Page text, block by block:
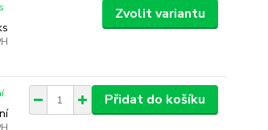
Zvolit variantu
Přidat do košíku